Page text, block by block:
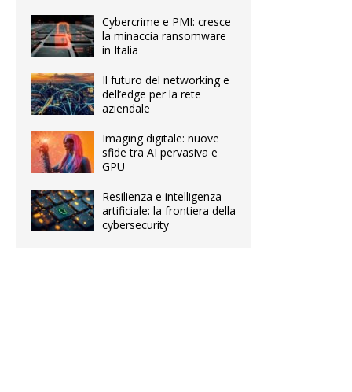
Cybercrime e PMI: cresce
la minaccia ransomware
in Italia
Il futuro del networking e
dell’edge per la rete
aziendale
Imaging digitale: nuove
sfide tra AI pervasiva e
GPU
Resilienza e intelligenza
artificiale: la frontiera della
cybersecurity